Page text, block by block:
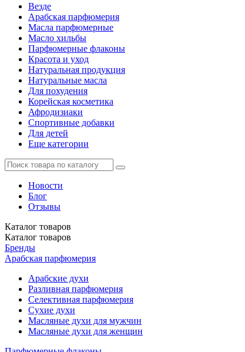
Везде
Арабская парфюмерия
Масла парфюмерные
Масло хильбы
Парфюмерные флаконы
Красота и уход
Натуральная продукция
Натуральные масла
Для похудения
Корейская косметика
Афродизиаки
Спортивные добавки
Для детей
Еще категории
Новости
Блог
Отзывы
Каталог товаров
Каталог товаров
Бренды
Арабская парфюмерия
Арабские духи
Разливная парфюмерия
Селективная парфюмерия
Сухие духи
Масляные духи для мужчин
Масляные духи для женщин